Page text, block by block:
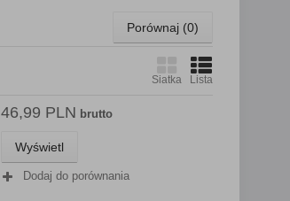
Porównaj (0)
Siatka Lista
46,99 PLN brutto
Wyświetl
Dodaj do porównania